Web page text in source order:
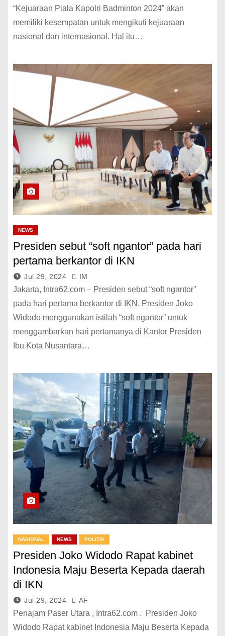
“Kejuaraan Piala Kapolri Badminton 2024” akan
memiliki kesempatan untuk mengikuti kejuaraan
nasional dan internasional. Hal itu…
NEWS
Presiden sebut “soft ngantor” pada hari
pertama berkantor di IKN
Jul 29, 2024 IM
Jakarta, Intra62.com – Presiden sebut “soft ngantor”
pada hari pertama berkantor di IKN. Presiden Joko
Widodo menggunakan istilah “soft ngantor” untuk
menggambarkan hari pertamanya di Kantor Presiden
Ibu Kota Nusantara…
NASIONAL NEWS POLITIK
Presiden Joko Widodo Rapat kabinet
Indonesia Maju Beserta Kepada daerah
di IKN
Jul 29, 2024 AF
Penajam Paser Utara , Intra62.com . Presiden Joko
Widodo Rapat kabinet Indonesia Maju Beserta Kepada